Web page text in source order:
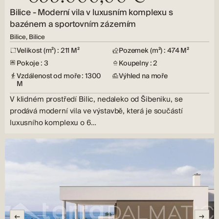
Bilice - Moderní vila v luxusním komplexu s
bazénem a sportovním zázemím
Bilice, Bilice
Velikost (m²) : 211 M²
Pozemek (m²) : 474 M²
Pokoje : 3
Koupelny : 2
Vzdálenost od moře : 1300
M
Výhled na moře
V klidném prostředí Bilic, nedaleko od Šibeniku, se
prodává moderní vila ve výstavbě, která je součástí
luxusního komplexu o 6…